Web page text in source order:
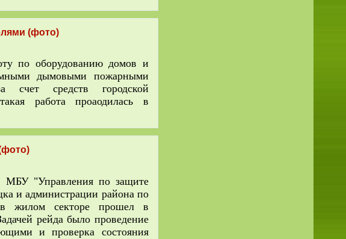
(фото)
по оборудованию домов и
дымовыми пожарными
счет средств городской
работа проаодилась в
"Управления по защите
и администрации района по
в жилом секторе прошел в
рейда было проведение
и проверка состояния